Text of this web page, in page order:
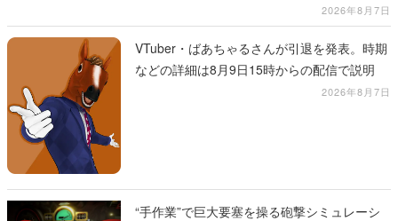
2026年8月7日
VTuber・ばあちゃるさんが引退を発表。時期
などの詳細は8月9日15時からの配信で説明
2026年8月7日
“手作業”で巨大要塞を操る砲撃シミュレーシ